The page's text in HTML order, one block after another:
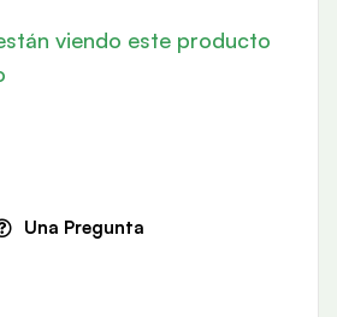
viendo este producto
Una Pregunta